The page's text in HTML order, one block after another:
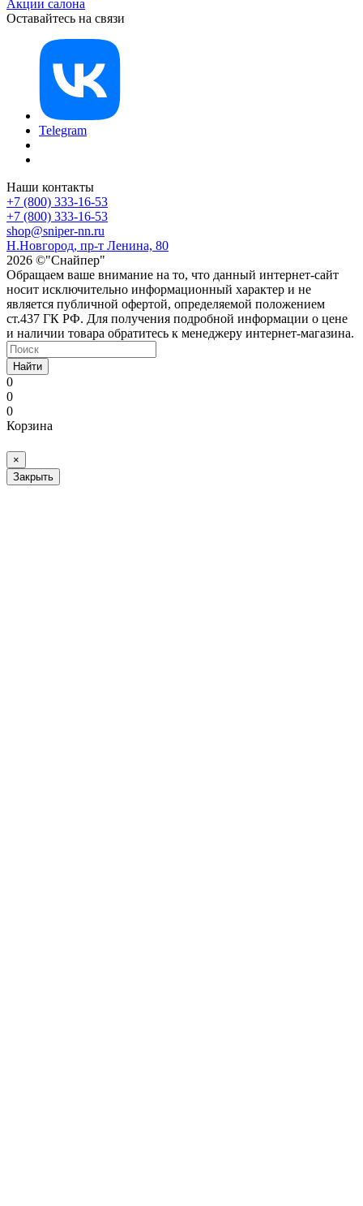
Акции салона
Оставайтесь на связи
Telegram
Наши контакты
+7 (800) 333-16-53
+7 (800) 333-16-53
shop@sniper-nn.ru
Н.Новгород, пр-т Ленина, 80
2026 ©"Снайпер"
Обращаем ваше внимание на то, что данный интернет-сайт
носит исключительно информационный характер и не
является публичной офертой, определяемой положением
ст.437 ГК РФ. Для получения подробной информации о цене
и наличии товара обратитесь к менеджеру интернет-магазина.
Найти
0
0
0
Корзина
×
Закрыть